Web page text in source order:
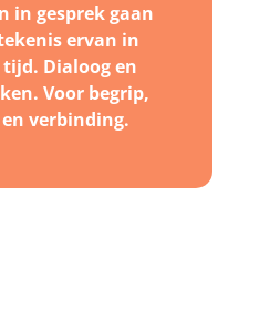
in gesprek gaan
ervan in
Dialoog en
Voor begrip,
verbinding.